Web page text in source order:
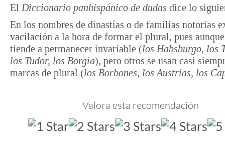
El Diccionario panhispánico de dudas dice lo
En los nombres de dinastías o de familias notorias
vacilación a la hora de formar el plural, pues
tiende a permanecer invariable (los Habsburgo, los
los Tudor, los Borgia), pero otros se usan casi
marcas de plural (los Borbones, los Austrias, los
Valora esta recomendación